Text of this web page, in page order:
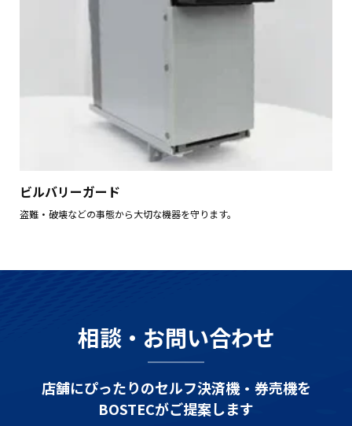
ビルバリーガード
盗難・破壊などの事態から大切な機器を守ります。
相談・お問い合わせ
店舗にぴったりのセルフ決済機・券売機を
BOSTECがご提案します